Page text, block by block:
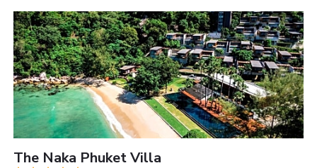
The Naka Phuket Villa